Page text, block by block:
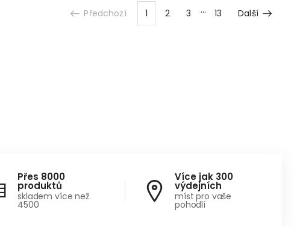
Předchozí 1 2 3 13 Další
Přes 8000
produktů
skladem více než
4500
Více jak 300
výdejních
míst pro vaše
pohodlí